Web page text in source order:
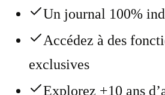
Un journal 100%
Accédez à des
exclusives
Explorez +10 ans